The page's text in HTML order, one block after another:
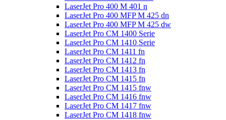
LaserJet Pro 400 M 401 n
LaserJet Pro 400 MFP M 425 dn
LaserJet Pro 400 MFP M 425 dw
LaserJet Pro CM 1400 Serie
LaserJet Pro CM 1410 Serie
LaserJet Pro CM 1411 fn
LaserJet Pro CM 1412 fn
LaserJet Pro CM 1413 fn
LaserJet Pro CM 1415 fn
LaserJet Pro CM 1415 fnw
LaserJet Pro CM 1416 fnw
LaserJet Pro CM 1417 fnw
LaserJet Pro CM 1418 fnw